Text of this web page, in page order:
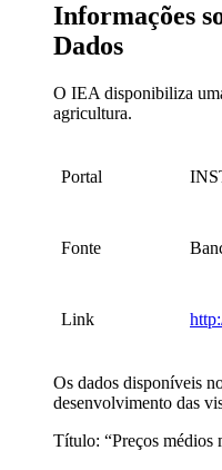
Informações
Dados
O IEA disponibiliza
agricultura.
Portal
Fonte
Link
Os dados disponíveis
desenvolvimento das
Título: “Preços médios